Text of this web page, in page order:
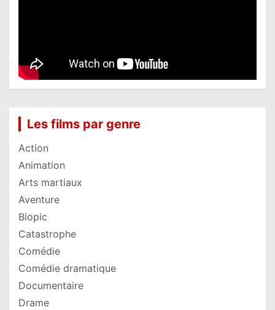
Les films par genre
Action
Animation
Arts martiaux
Aventure
Biopic
Catastrophe
Comédie
Comédie dramatique
Documentaire
Drame